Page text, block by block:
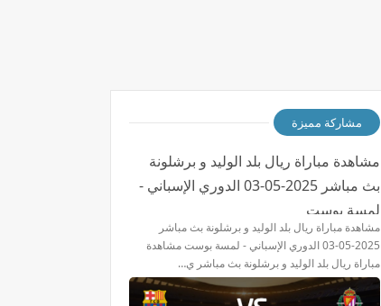
مشاركة مميزة
مشاهدة مباراة ريال بلد الوليد و برشلونة
بث مباشر 2025-05-03 الدوري الإسباني -
لمسة بوست
مشاهدة مباراة ريال بلد الوليد و برشلونة بث مباشر
2025-05-03 الدوري الإسباني - لمسة بوست مشاهدة
مباراة ريال بلد الوليد و برشلونة بث مباشر ي…